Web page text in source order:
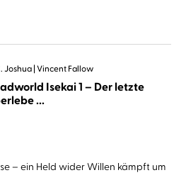
Joshua Vincent Fallow
Isekai 1 – Der letzte
...
– ein Held wider Willen kämpft um